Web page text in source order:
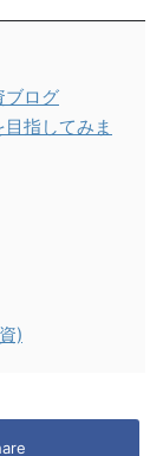
ブログ
指してみま
)